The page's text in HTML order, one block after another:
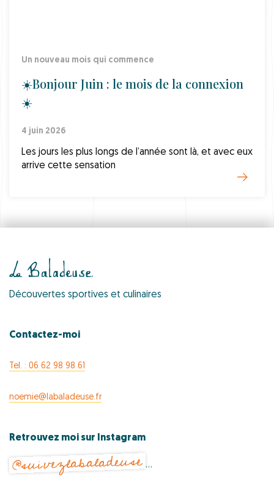
Un nouveau mois qui commence
☀️Bonjour Juin : le mois de la connexion
☀️
4 juin 2026
Les jours les plus longs de l’année sont là, et avec eux
arrive cette sensation
Découvertes sportives et culinaires
Contactez-moi
Tel. : 06 62 98 98 61
noemie@labaladeuse.fr
Retrouvez moi sur Instagram
@suivezlabaladeuse …